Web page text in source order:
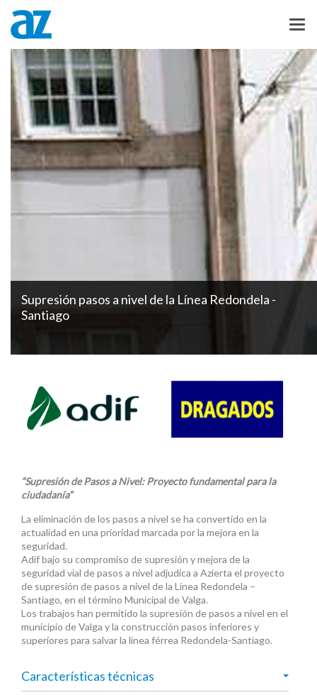
Supresión pasos a nivel de la Línea Redondela -
Santiago
“Supresión de Pasos a Nivel: Proyecto fundamental para la
ciudadanía”
La eliminación de los pasos a nivel se ha convertido en la
actualidad en una prioridad marcada por la mejora en la
seguridad.
Adif bajo su compromiso de supresión y mejora de la
seguridad vial de pasos a nivel adjudica a Azierta el proyecto
de supresión de pasos a nivel de la Línea Redondela –
Santiago, en el término Municipal de Valga.
Los trabajos han permitido la supresión de pasos a nivel en el
municipio de Valga y la construcción pasos inferiores y
superiores para salvar la línea férrea Redondela-Santiago.
Características técnicas